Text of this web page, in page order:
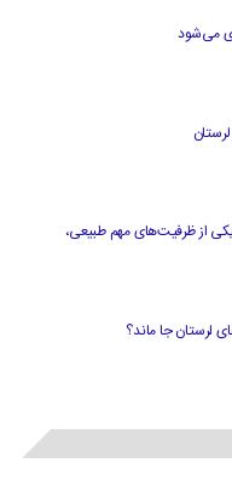
می‌شود
یکی از ظرفیت‌های مهم طبیعی،